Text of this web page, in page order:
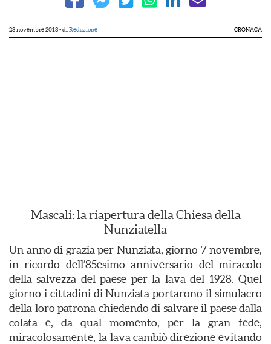
23 novembre 2013- di Redazione CRONACA
Mascali: la riapertura della Chiesa della
Nunziatella
Un anno di grazia per Nunziata, giorno 7 novembre,
in ricordo dell’85esimo anniversario del miracolo
della salvezza del paese per la lava del 1928. Quel
giorno i cittadini di Nunziata portarono il simulacro
della loro patrona chiedendo di salvare il paese dalla
colata e, da qual momento, per la gran fede,
miracolosamente, la lava cambiò direzione evitando